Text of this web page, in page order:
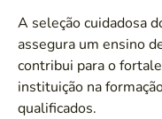
A seleção cuidadosa
assegura um ensino
contribui para o
instituição na
qualificados.